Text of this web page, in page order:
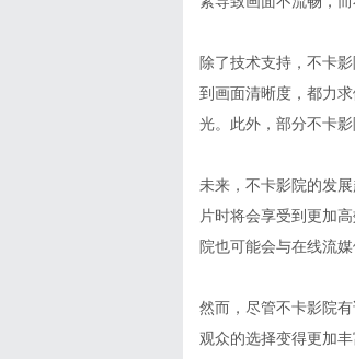
除了技术支持，不卡
到画面清晰度，都力
光。此外，部分不卡
未来，不卡影院的发
片时将会享受到更加
院也可能会与在线流
然而，尽管不卡影院
观众的选择变得更加